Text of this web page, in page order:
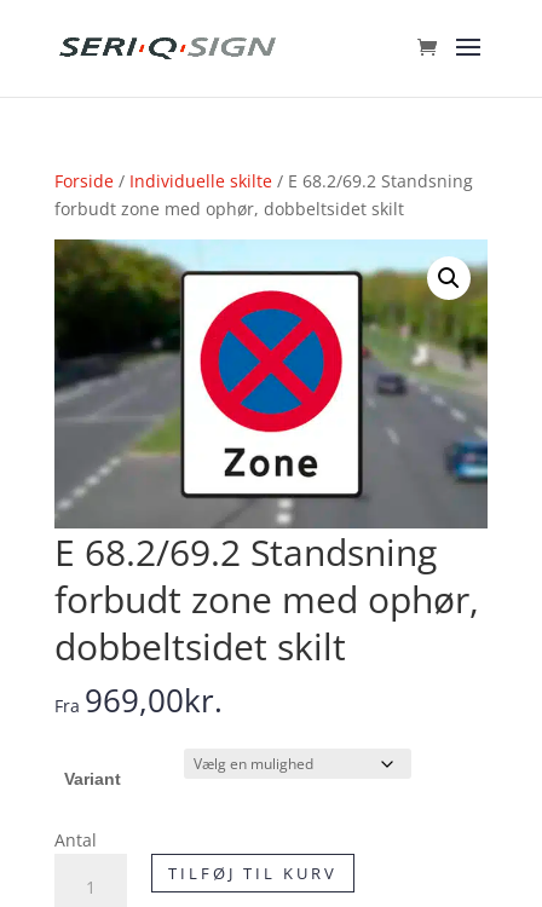
Forside/ Individuelle skilte/ E 68.2/69.2 Standsning
forbudt zone med ophør, dobbeltsidet skilt
E 68.2/69.2 Standsning
forbudt zone med ophør,
dobbeltsidet skilt
Fra 969,00kr.
Variant
Antal
68.2/69.2
TILFØJ TIL KURV